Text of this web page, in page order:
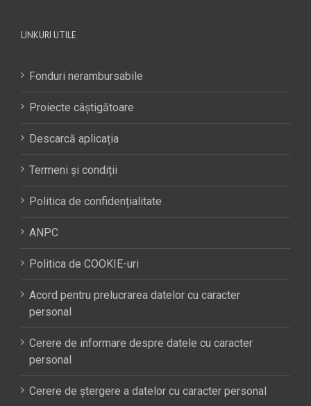
LINKURI UTILE
Fonduri nerambursabile
Proiecte câștigătoare
Descarcă aplicația
Termeni și condiții
Politica de confidențialitate
ANPC
Politica de COOKIE-uri
Acord pentru prelucrarea datelor cu caracter
personal
Cerere de informare despre datele cu caracter
personal
Cerere de ștergere a datelor cu caracter personal